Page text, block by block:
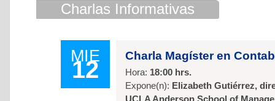
Charlas Informativas
MIE
12
Charla Magíster en
Hora: 18:00 hrs.
Expone(n): Elizabeth Gutiérrez,